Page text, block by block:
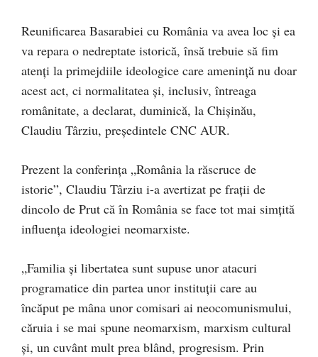
Reunificarea Basarabiei cu România va avea loc și ea
va repara o nedreptate istorică, însă trebuie să fim
atenți la primejdiile ideologice care amenință nu doar
acest act, ci normalitatea și, inclusiv, întreaga
românitate, a declarat, duminică, la Chișinău,
Claudiu Târziu, președintele CNC AUR.
Prezent la conferința „România la răscruce de
istorie”, Claudiu Târziu i-a avertizat pe frații de
dincolo de Prut că în România se face tot mai simțită
influența ideologiei neomarxiste.
„Familia și libertatea sunt supuse unor atacuri
programatice din partea unor instituții care au
încăput pe mâna unor comisari ai neocomunismului,
căruia i se mai spune neomarxism, marxism cultural
și, un cuvânt mult prea blând, progresism. Prin